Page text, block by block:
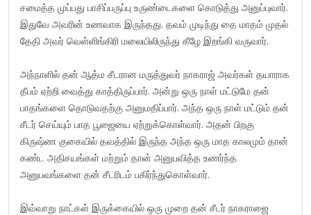
சமைத்த முப்பது பாசிப்பருப்பு உருண்டைகளை கொடுத்து அனுப்புவார்.
இதுவே அவரின் உணவாக இருந்தது. தவம் முடிந்து தை மாதம் முதல்
தேதி அவர் வெள்ளிங்கிரி மலையிலிருந்து கீழே இறங்கி வருவார்.
அந்நாளில் தன் ஆத்ம சீடரான மருத்துவர் நாகராஜ் அவர்கள் தயாராக
தீபம் ஏற்றி வைத்து காத்திருப்பார். அன்று ஒரு நாள் மட்டுமே தன்
பாதங்களை தொடுவதற்கு அனுமதிப்பார். அந்த ஒரு நாள் மட்டும் தன்
சீடர் செய்யும் பாத பூஜையை ஏற்றுக்கொள்வார். அதன் பிறகு
கிருஷ்ண குகையில் தவத்தில் இருந்த அந்த ஒரு மாத காலமும் தான்
கண்ட அதிசயங்கள் மற்றும் தான் அனுபவித்த உணர்ந்த
அனுபவங்களை தன் சீடரிடம் பகிர்ந்துகொள்வார்.
இவ்வாறு நாட்கள் இருக்கையில் ஒரு முறை தன் சீடர் நாகராஜை